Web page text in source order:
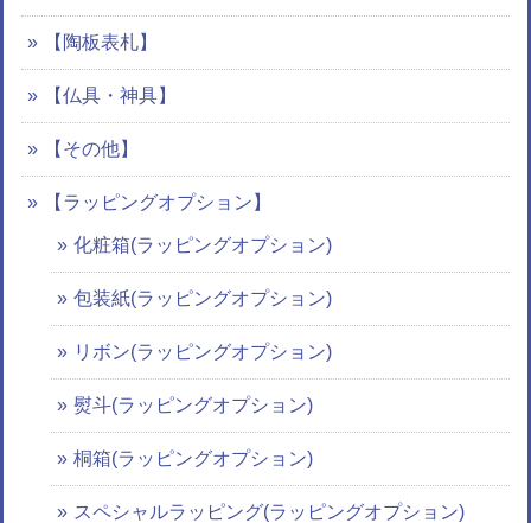
【陶板表札】
【仏具・神具】
【その他】
【ラッピングオプション】
化粧箱(ラッピングオプション)
包装紙(ラッピングオプション)
リボン(ラッピングオプション)
熨斗(ラッピングオプション)
桐箱(ラッピングオプション)
スペシャルラッピング(ラッピングオプション)